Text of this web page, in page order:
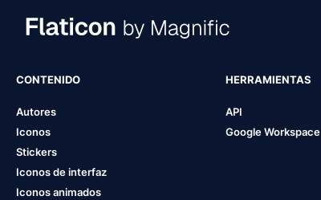
CONTENIDO
Autores
Iconos
Stickers
Iconos de interfaz
Iconos animados
HERRAMIENTAS
API
Google Workspace